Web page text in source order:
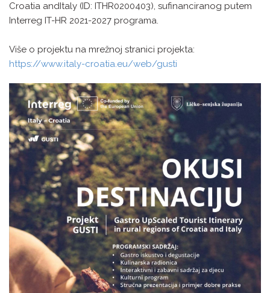
Croatia andItaly (ID: ITHR0200403), sufinanciranog putem
Interreg IT-HR 2021-2027 programa.
Više o projektu na mrežnoj stranici projekta:
https://www.italy-croatia.eu/web/gusti